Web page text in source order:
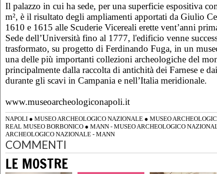
Il palazzo in cui ha sede, per una superficie espositiva
m², è il risultato degli ampliamenti apportati da Giulio
1610 e 1615 alle Scuderie Vicereali erette vent’anni
Sede dell’Università fino al 1777, l'edificio venne
trasformato, su progetto di Ferdinando Fuga, in un
una delle più importanti collezioni archeologiche del
principalmente dalla raccolta di antichità dei Farnese e
durante gli scavi in Campania e nell’Italia meridionale.
www.museoarcheologiconapoli.it
NAPOLI ● MUSEO ARCHEOLOGICO NAZIONALE ● MUSEO
REAL MUSEO BORBONICO ● MANN - MUSEO ARCHEOLOGICO
ARCHEOLOGICO NAZIONALE - MANN
COMMENTI
LE MOSTRE